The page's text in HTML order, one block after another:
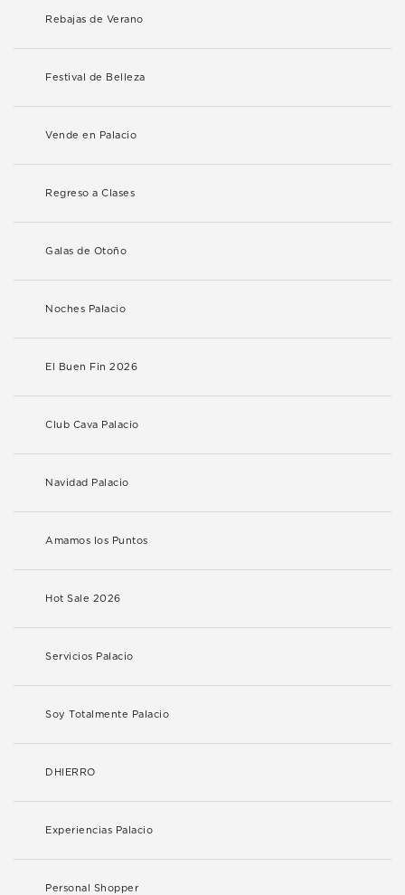
Rebajas de Verano
Festival de Belleza
Vende en Palacio
Regreso a Clases
Galas de Otoño
Noches Palacio
El Buen Fin 2026
Club Cava Palacio
Navidad Palacio
Amamos los Puntos
Hot Sale 2026
Servicios Palacio
Soy Totalmente Palacio
DHIERRO
Experiencias Palacio
Personal Shopper